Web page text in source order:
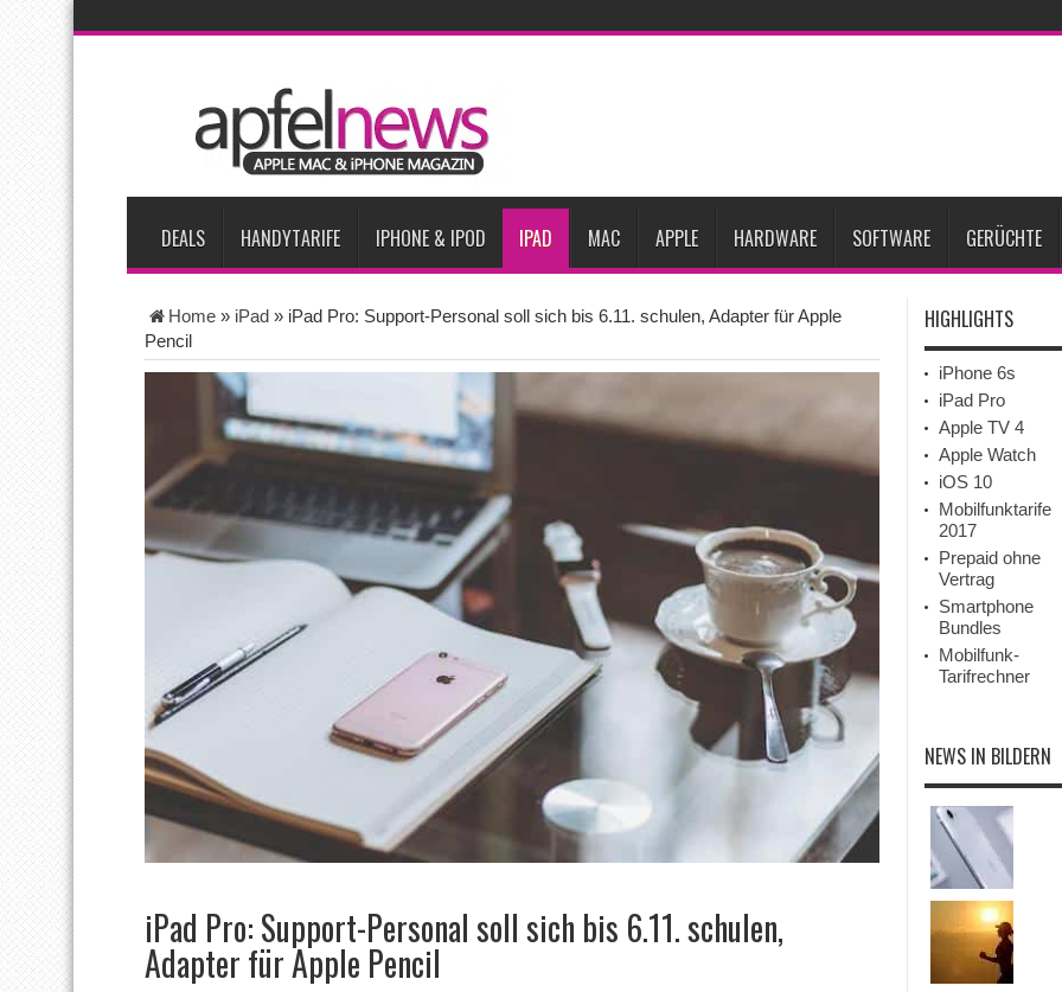
Apple beherrscht 65 Prozent des globalen Premium-Smartphone-Marktes
iPhone 18 Pro zum Marktstart möglicherweise nur begrenzt verfügbar
iPhone Ultra lässt Verkauf faltbarer Smartphones 2026 um 20 Prozent steigen
iPhone 18 Pro: Diese 3 großen Upgrades bringt das Top-Modell Apples Smartbrille könnte das nächste große Gesundheits-Gadget werden
DEALS HANDYTARIFE IPHONE & IPOD IPAD MAC APPLE HARDWARE SOFTWARE GERÜCHTE
Home » iPad » iPad Pro: Support-Personal soll sich bis 6.11. schulen, Adapter für Apple
Pencil
iPad Pro: Support-Personal soll sich bis 6.11. schulen,
Adapter für Apple Pencil
HIGHLIGHTS
iPhone 6s
iPad Pro
Apple TV 4
Apple Watch
iOS 10
Mobilfunktarife
2017
Prepaid ohne
Vertrag
Smartphone
Bundles
Mobilfunk-
Tarifrechner
NEWS IN BILDERN